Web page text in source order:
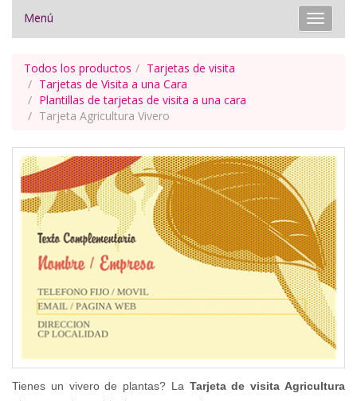
Toggle
Menú
Todos los productos
Tarjetas de visita
Tarjetas de Visita a una Cara
Plantillas de tarjetas de visita a una cara
Tarjeta Agricultura Vivero
Tienes un vivero de plantas? La Tarjeta de visita Agricultura